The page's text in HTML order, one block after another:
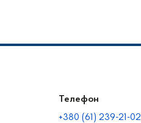
Телефон
+380 (61) 239-21-02